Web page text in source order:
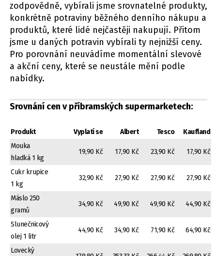
zodpovědně, vybírali jsme srovnatelné produkty,
konkrétně potraviny běžného denního nákupu a
produktů, které lidé nejčastěji nakupují. Přitom
jsme u daných potravin vybírali ty nejnižší ceny.
Pro porovnání neuvádíme momentální slevové
a akční ceny, které se neustále mění podle
nabídky.
Srovnání cen v příbramských supermarketech:
Produkt Vyplatí se Albert Tesco
Kaufland
Mouka
hladká 1 kg
19,90 Kč 17,90 Kč 23,90 Kč 17,90 Kč
Cukr krupice
1 kg
32,90 Kč 27,90 Kč 27,90 Kč 27,90 Kč
Máslo 250
gramů
34,90 Kč 49,90 Kč 49,90 Kč 44,90 Kč
Slunečnicový
olej 1 litr
44,90 Kč 34,90 Kč 71,90 Kč 64,90 Kč
Lovecký